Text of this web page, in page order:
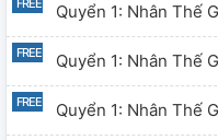
Quyển 1: Nhân Thế
Quyển 1: Nhân Thế
Quyển 1: Nhân Thế